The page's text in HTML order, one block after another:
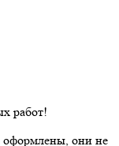
работ!
они не